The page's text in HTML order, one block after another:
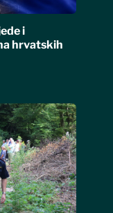
i
hrvatskih